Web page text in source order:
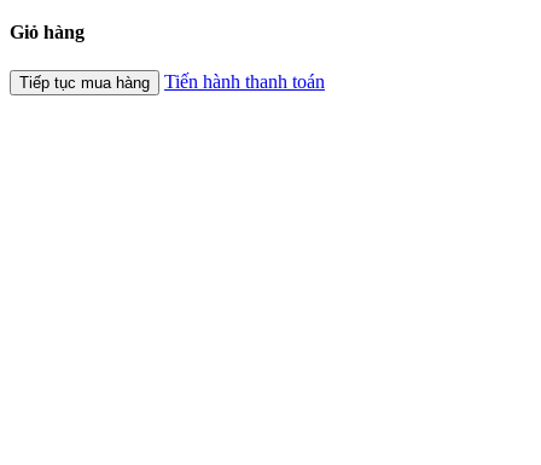
Giỏ hàng
Tiếp tục mua hàng Tiến hành thanh toán